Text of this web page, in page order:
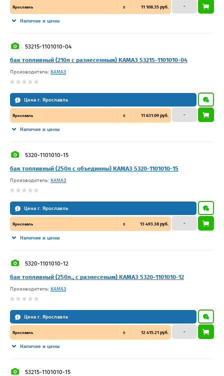
Ярославль 0 11 108.35 руб.
Наличие и цены
–
53215-1101010-04
бак топливный (210л с разнесенным) КАМАЗ 53215-1101010-04
Производитель: КАМАЗ
Цена г. Ярославль
Ярославль 0 11 631.09 руб.
Наличие и цены
–
5320-1101010-15
бак топливный (250л с объединны) КАМАЗ 5320-1101010-15
Производитель: КАМАЗ
Цена г. Ярославль
Ярославль 0 13 493.38 руб.
Наличие и цены
–
5320-1101010-12
бак топливный (250л., с разнесеным) КАМАЗ 5320-1101010-12
Производитель: КАМАЗ
Цена г. Ярославль
Ярославль 0 12 415.21 руб.
Наличие и цены
–
53215-1101010-15